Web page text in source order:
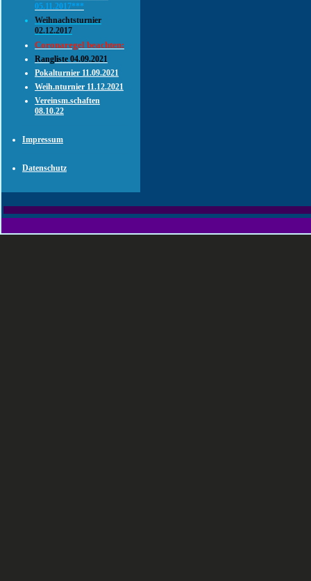
05.11.2017***
Weihnachtsturnier
02.12.2017
Coronaregel beachten:
Rangliste 04.09.2021
Pokalturnier 11.09.2021
Weih.nturnier 11.12.2021
Vereinsm.schaften
08.10.22
Impressum
Datenschutz